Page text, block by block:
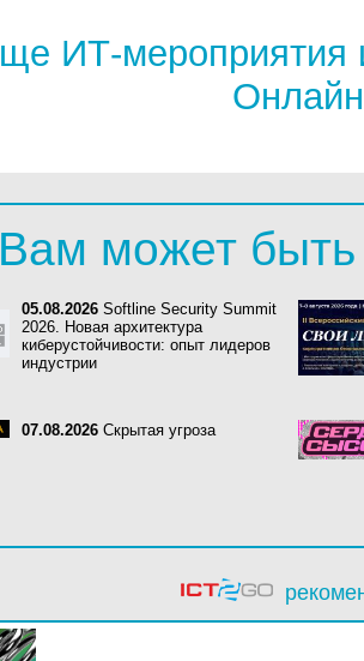
ИТ-мероприятия
Онлайн
Вам может быть
05.08.2026 Softline Security Summit
2026. Новая архитектура
киберустойчивости: опыт лидеров
индустрии
07.08.2026 Скрытая угроза